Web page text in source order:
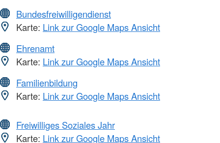
Bundesfreiwilligendienst
Karte: Link zur Google Maps Ansicht
Ehrenamt
Karte: Link zur Google Maps Ansicht
Familienbildung
Karte: Link zur Google Maps Ansicht
Freiwilliges Soziales Jahr
Karte: Link zur Google Maps Ansicht